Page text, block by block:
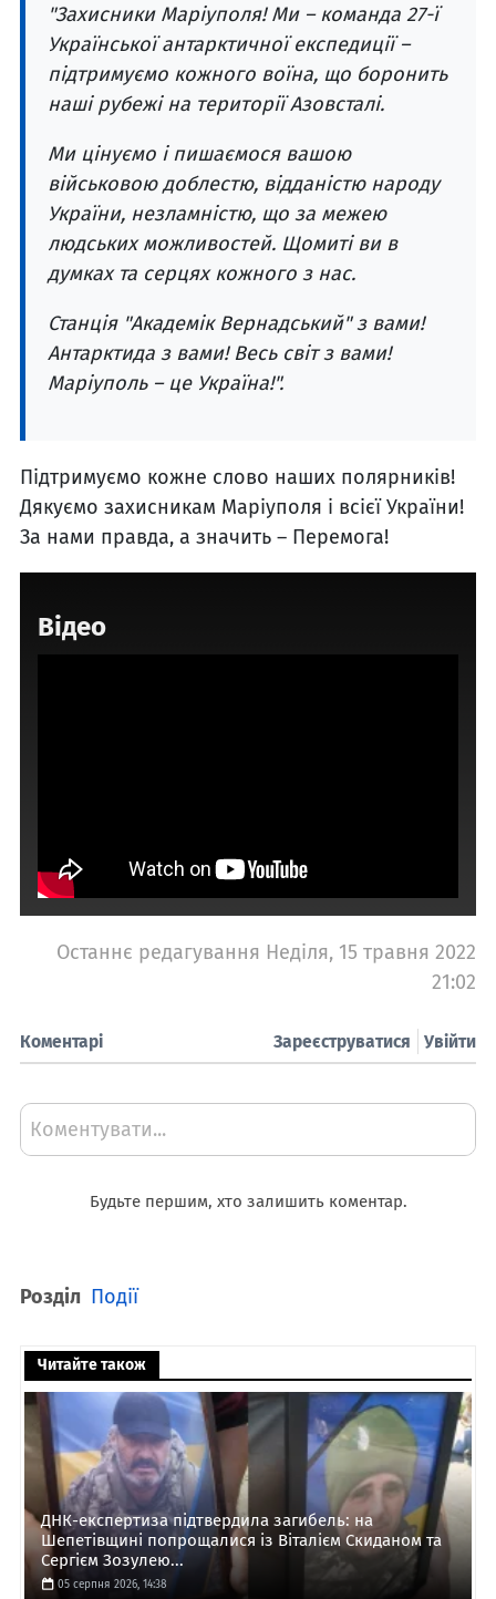
"Захисники Маріуполя! Ми – команда 27-ї
Української антарктичної експедиції –
підтримуємо кожного воїна, що боронить
наші рубежі на території Азовсталі.
Ми цінуємо і пишаємося вашою
військовою доблестю, відданістю народу
України, незламністю, що за межею
людських можливостей. Щомиті ви в
думках та серцях кожного з нас.
Станція "Академік Вернадський" з вами!
Антарктида з вами! Весь світ з вами!
Маріуполь – це Україна!".
Підтримуємо кожне слово наших полярників!
Дякуємо захисникам Маріуполя і всієї України!
За нами правда, а значить – Перемога!
Відео
Останнє редагування Неділя, 15 травня 2022
21:02
Коментарі Увійти
Зареєструватися
Коментувати...
Будьте першим, хто залишить коментар.
Розділ Події
Читайте також
ДНК-експертиза підтвердила загибель: на
Шепетівщині попрощалися із Віталієм Скиданом та
Сергієм Зозулею...
05 серпня 2026, 14:38